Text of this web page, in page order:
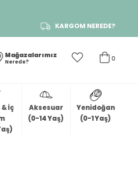
KARGOM NEREDE?
0
Mağazalarımız
Nerede?
İç
Aksesuar
(0-14 Yaş)
Yenidoğan
(0-1 Yaş)